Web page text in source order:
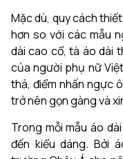
Mặc dù, quy cách
hơn so với các mẫu
dài cao cổ, tà áo dài
của người phụ nữ
thả, điểm nhấn ngực
trở nên gọn gàng và
Trong mỗi mẫu áo
đến kiểu dáng. Bởi